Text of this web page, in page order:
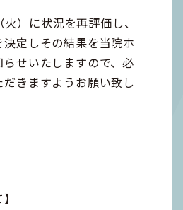
）に状況を再評価し、
定しその結果を当院ホ
せいたしますので、必
きますようお願い致し